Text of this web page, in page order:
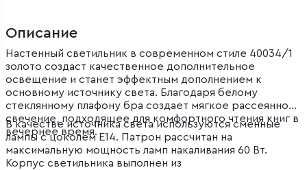
Описание
Настенный светильник в современном стиле 40034/1
золото создаст качественное дополнительное
освещение и станет эффектным дополнением к
основному источнику света. Благодаря белому
стеклянному плафону бра создает мягкое рассеянное
свечение, подходящее для комфортного чтения книг в
вечернее время.
В качестве источника света используются сменные
лампы с цоколем E14. Патрон рассчитан на
максимальную мощность ламп накаливания 60 Вт.
Корпус светильника выполнен из